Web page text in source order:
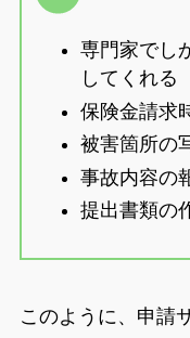
専門家でし
してくれる
保険金請求
被害箇所の
事故内容の
提出書類の
このように、申請